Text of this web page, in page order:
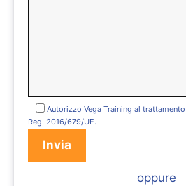
Autorizzo Vega Training al
Reg. 2016/679/UE.
oppure